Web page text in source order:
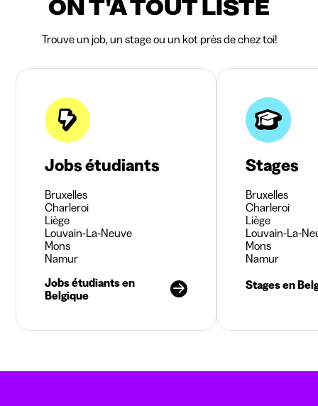
ON T'A TOUT LISTÉ
Trouve un job, un stage ou un kot près de chez toi!
Jobs étudiants
Bruxelles
Charleroi
Liège
Louvain-La-Neuve
Mons
Namur
Jobs étudiants en
Belgique
Stages
Bruxelles
Charleroi
Liège
Louvain-La-
Mons
Namur
Stages en